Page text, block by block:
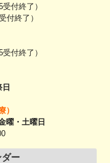
付終了）
付終了）
付終了）
）
曜・土曜日
ー